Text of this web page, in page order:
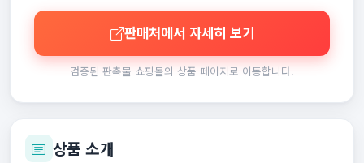
판매처에서 자세히 보기
검증된 판촉물 쇼핑몰의 상품 페이지로 이동합니다.
상품 소개